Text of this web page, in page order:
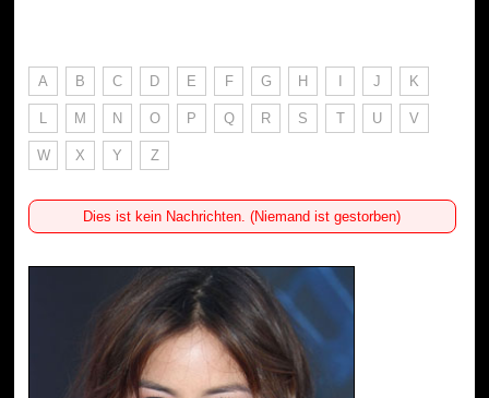
A B C D E F G H I J K
L M N O P Q R S T U V
W X Y Z
Dies ist kein Nachrichten. (Niemand ist gestorben)